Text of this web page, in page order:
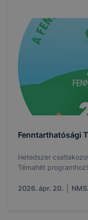
Fenntarthatósági
Hetedszer
Témahét programhoz!
2026. ápr. 20.